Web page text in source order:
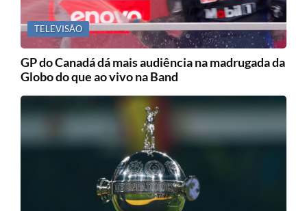
TELEVISÃO
GP do Canadá dá mais audiência na madrugada da
Globo do que ao vivo na Band